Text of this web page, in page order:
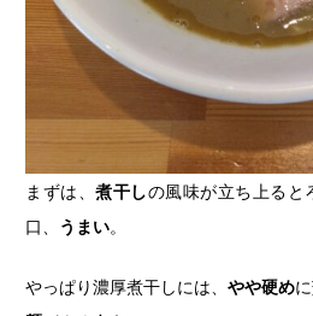
まずは、煮干しの風味が立ち上ると
口、
うまい。
やっぱり濃厚煮干しには、 やや硬め